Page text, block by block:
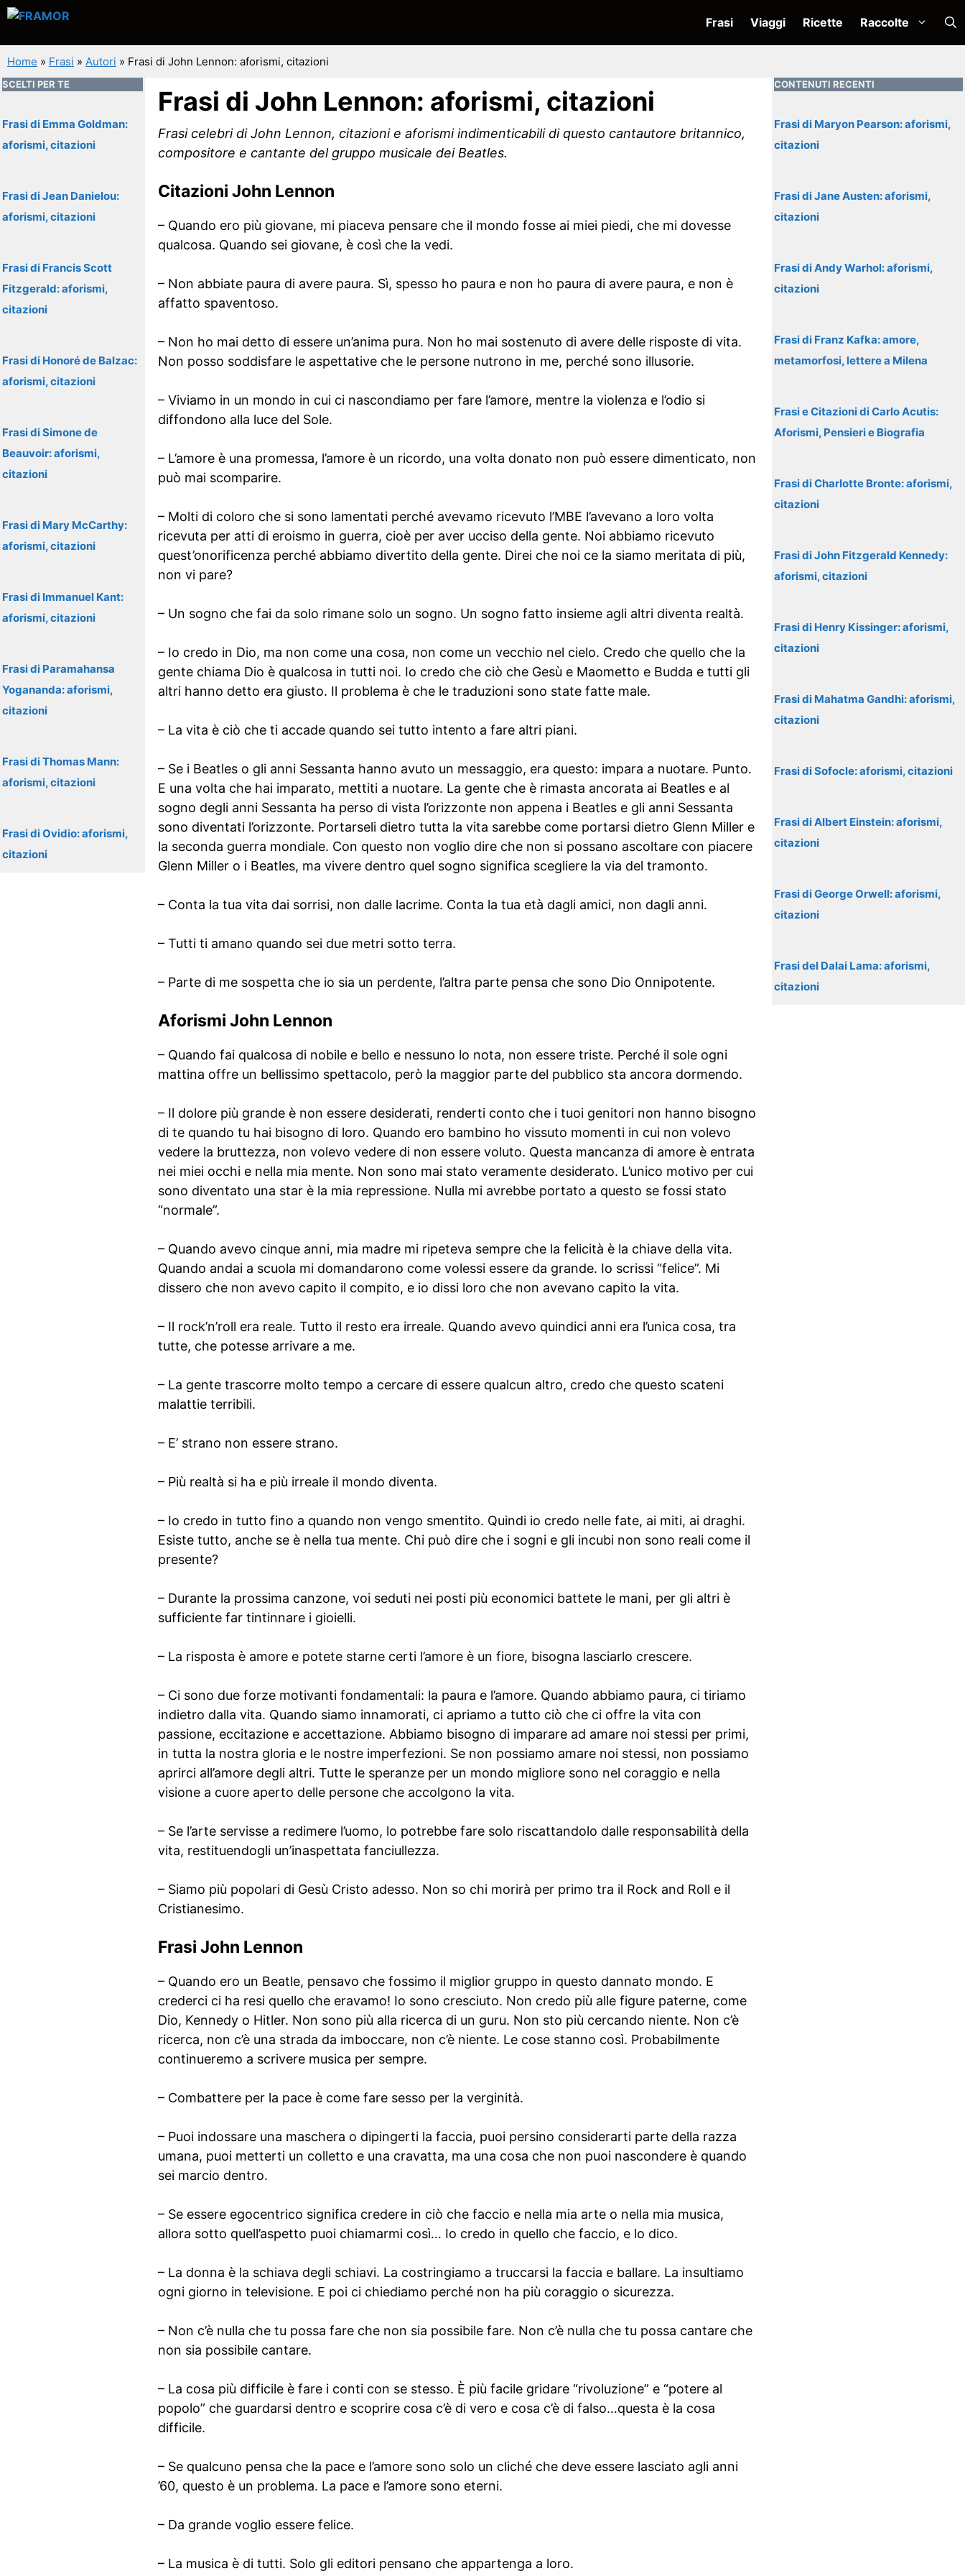
Vai
contenuto
Frasi Viaggi Ricette Raccolte
Home » Frasi » Autori » Frasi di John Lennon: aforismi, citazioni
Frasi di John Lennon: aforismi, citazioni
Frasi celebri di John Lennon, citazioni e aforismi indimenticabili di questo cantautore britannico,
compositore e cantante del gruppo musicale dei Beatles.
Citazioni John Lennon
– Quando ero più giovane, mi piaceva pensare che il mondo fosse ai miei piedi, che mi dovesse
qualcosa. Quando sei giovane, è così che la vedi.
– Non abbiate paura di avere paura. Sì, spesso ho paura e non ho paura di avere paura, e non è
affatto spaventoso.
– Non ho mai detto di essere un’anima pura. Non ho mai sostenuto di avere delle risposte di vita.
Non posso soddisfare le aspettative che le persone nutrono in me, perché sono illusorie.
– Viviamo in un mondo in cui ci nascondiamo per fare l’amore, mentre la violenza e l’odio si
diffondono alla luce del Sole.
– L’amore è una promessa, l’amore è un ricordo, una volta donato non può essere dimenticato, non
può mai scomparire.
– Molti di coloro che si sono lamentati perché avevamo ricevuto l’MBE l’avevano a loro volta
ricevuta per atti di eroismo in guerra, cioè per aver ucciso della gente. Noi abbiamo ricevuto
quest’onorificenza perché abbiamo divertito della gente. Direi che noi ce la siamo meritata di più,
non vi pare?
– Un sogno che fai da solo rimane solo un sogno. Un sogno fatto insieme agli altri diventa realtà.
– Io credo in Dio, ma non come una cosa, non come un vecchio nel cielo. Credo che quello che la
gente chiama Dio è qualcosa in tutti noi. Io credo che ciò che Gesù e Maometto e Budda e tutti gli
altri hanno detto era giusto. Il problema è che le traduzioni sono state fatte male.
– La vita è ciò che ti accade quando sei tutto intento a fare altri piani.
– Se i Beatles o gli anni Sessanta hanno avuto un messaggio, era questo: impara a nuotare. Punto.
E una volta che hai imparato, mettiti a nuotare. La gente che è rimasta ancorata ai Beatles e al
sogno degli anni Sessanta ha perso di vista l’orizzonte non appena i Beatles e gli anni Sessanta
sono diventati l’orizzonte. Portarseli dietro tutta la vita sarebbe come portarsi dietro Glenn Miller e
la seconda guerra mondiale. Con questo non voglio dire che non si possano ascoltare con piacere
Glenn Miller o i Beatles, ma vivere dentro quel sogno significa scegliere la via del tramonto.
– Conta la tua vita dai sorrisi, non dalle lacrime. Conta la tua età dagli amici, non dagli anni.
– Tutti ti amano quando sei due metri sotto terra.
– Parte di me sospetta che io sia un perdente, l’altra parte pensa che sono Dio Onnipotente.
Aforismi John Lennon
– Quando fai qualcosa di nobile e bello e nessuno lo nota, non essere triste. Perché il sole ogni
mattina offre un bellissimo spettacolo, però la maggior parte del pubblico sta ancora dormendo.
– Il dolore più grande è non essere desiderati, renderti conto che i tuoi genitori non hanno bisogno
di te quando tu hai bisogno di loro. Quando ero bambino ho vissuto momenti in cui non volevo
vedere la bruttezza, non volevo vedere di non essere voluto. Questa mancanza di amore è entrata
nei miei occhi e nella mia mente. Non sono mai stato veramente desiderato. L’unico motivo per cui
sono diventato una star è la mia repressione. Nulla mi avrebbe portato a questo se fossi stato
“normale”.
– Quando avevo cinque anni, mia madre mi ripeteva sempre che la felicità è la chiave della vita.
Quando andai a scuola mi domandarono come volessi essere da grande. Io scrissi “felice”. Mi
dissero che non avevo capito il compito, e io dissi loro che non avevano capito la vita.
– Il rock’n’roll era reale. Tutto il resto era irreale. Quando avevo quindici anni era l’unica cosa, tra
tutte, che potesse arrivare a me.
– La gente trascorre molto tempo a cercare di essere qualcun altro, credo che questo scateni
malattie terribili.
– E’ strano non essere strano.
– Più realtà si ha e più irreale il mondo diventa.
– Io credo in tutto fino a quando non vengo smentito. Quindi io credo nelle fate, ai miti, ai draghi.
Esiste tutto, anche se è nella tua mente. Chi può dire che i sogni e gli incubi non sono reali come il
presente?
– Durante la prossima canzone, voi seduti nei posti più economici battete le mani, per gli altri è
sufficiente far tintinnare i gioielli.
– La risposta è amore e potete starne certi l’amore è un fiore, bisogna lasciarlo crescere.
– Ci sono due forze motivanti fondamentali: la paura e l’amore. Quando abbiamo paura, ci tiriamo
indietro dalla vita. Quando siamo innamorati, ci apriamo a tutto ciò che ci offre la vita con
passione, eccitazione e accettazione. Abbiamo bisogno di imparare ad amare noi stessi per primi,
in tutta la nostra gloria e le nostre imperfezioni. Se non possiamo amare noi stessi, non possiamo
aprirci all’amore degli altri. Tutte le speranze per un mondo migliore sono nel coraggio e nella
visione a cuore aperto delle persone che accolgono la vita.
– Se l’arte servisse a redimere l’uomo, lo potrebbe fare solo riscattandolo dalle responsabilità della
vita, restituendogli un’inaspettata fanciullezza.
– Siamo più popolari di Gesù Cristo adesso. Non so chi morirà per primo tra il Rock and Roll e il
Cristianesimo.
Frasi John Lennon
– Quando ero un Beatle, pensavo che fossimo il miglior gruppo in questo dannato mondo. E
crederci ci ha resi quello che eravamo! Io sono cresciuto. Non credo più alle figure paterne, come
Dio, Kennedy o Hitler. Non sono più alla ricerca di un guru. Non sto più cercando niente. Non c’è
ricerca, non c’è una strada da imboccare, non c’è niente. Le cose stanno così. Probabilmente
continueremo a scrivere musica per sempre.
– Combattere per la pace è come fare sesso per la verginità.
– Puoi indossare una maschera o dipingerti la faccia, puoi persino considerarti parte della razza
umana, puoi metterti un colletto e una cravatta, ma una cosa che non puoi nascondere è quando
sei marcio dentro.
– Se essere egocentrico significa credere in ciò che faccio e nella mia arte o nella mia musica,
allora sotto quell’aspetto puoi chiamarmi così… Io credo in quello che faccio, e lo dico.
– La donna è la schiava degli schiavi. La costringiamo a truccarsi la faccia e ballare. La insultiamo
ogni giorno in televisione. E poi ci chiediamo perché non ha più coraggio o sicurezza.
– Non c’è nulla che tu possa fare che non sia possibile fare. Non c’è nulla che tu possa cantare che
non sia possibile cantare.
– La cosa più difficile è fare i conti con se stesso. È più facile gridare “rivoluzione” e “potere al
popolo” che guardarsi dentro e scoprire cosa c’è di vero e cosa c’è di falso…questa è la cosa
difficile.
– Se qualcuno pensa che la pace e l’amore sono solo un cliché che deve essere lasciato agli anni
’60, questo è un problema. La pace e l’amore sono eterni.
– Da grande voglio essere felice.
– La musica è di tutti. Solo gli editori pensano che appartenga a loro.
SCELTI PER TE
Frasi di Emma Goldman:
aforismi, citazioni
Frasi di Jean Danielou:
aforismi, citazioni
Frasi di Francis Scott
Fitzgerald: aforismi,
citazioni
Frasi di Honoré de Balzac:
aforismi, citazioni
Frasi di Simone de
Beauvoir: aforismi,
citazioni
Frasi di Mary McCarthy:
aforismi, citazioni
Frasi di Immanuel Kant:
aforismi, citazioni
Frasi di Paramahansa
Yogananda: aforismi,
citazioni
Frasi di Thomas Mann:
aforismi, citazioni
Frasi di Ovidio: aforismi,
citazioni
CONTENUTI RECENTI
Frasi di Maryon Pearson: aforismi,
citazioni
Frasi di Jane Austen: aforismi,
citazioni
Frasi di Andy Warhol: aforismi,
citazioni
Frasi di Franz Kafka: amore,
metamorfosi, lettere a Milena
Frasi e Citazioni di Carlo Acutis:
Aforismi, Pensieri e Biografia
Frasi di Charlotte Bronte: aforismi,
citazioni
Frasi di John Fitzgerald Kennedy:
aforismi, citazioni
Frasi di Henry Kissinger: aforismi,
citazioni
Frasi di Mahatma Gandhi: aforismi,
citazioni
Frasi di Sofocle: aforismi, citazioni
Frasi di Albert Einstein: aforismi,
citazioni
Frasi di George Orwell: aforismi,
citazioni
Frasi del Dalai Lama: aforismi,
citazioni